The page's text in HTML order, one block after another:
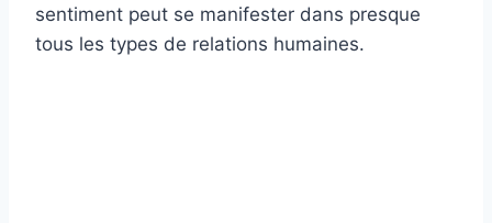
sentiment peut se manifester dans presque
tous les types de relations humaines.